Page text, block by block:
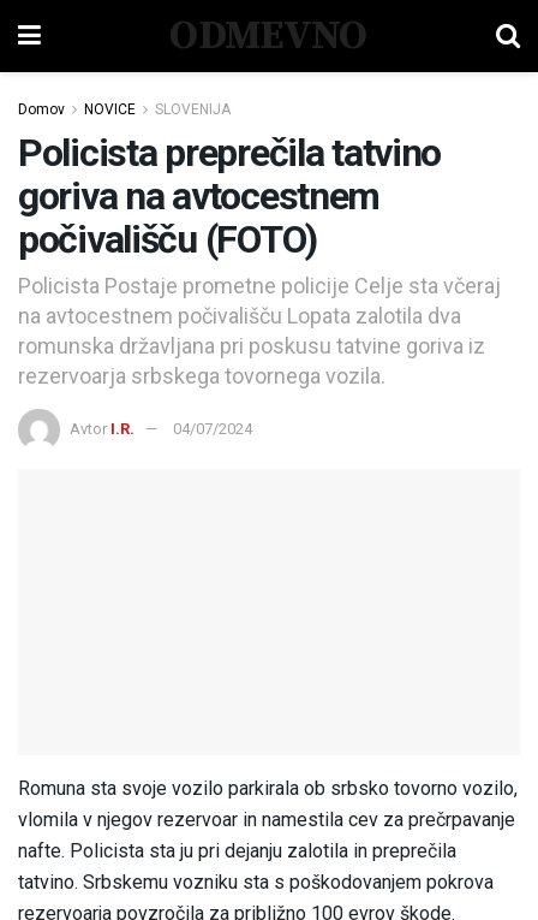
ODMEVNO
Domov NOVICE SLOVENIJA
Policista preprečila tatvino
goriva na avtocestnem
počivališču (FOTO)
Policista Postaje prometne policije Celje sta včeraj
na avtocestnem počivališču Lopata zalotila dva
romunska državljana pri poskusu tatvine goriva iz
rezervoarja srbskega tovornega vozila.
Avtor I.R. 04/07/2024
Romuna sta svoje vozilo parkirala ob srbsko tovorno vozilo,
vlomila v njegov rezervoar in namestila cev za prečrpavanje
nafte. Policista sta ju pri dejanju zalotila in preprečila
tatvino. Srbskemu vozniku sta s poškodovanjem pokrova
rezervoarja povzročila za približno 100 evrov škode.